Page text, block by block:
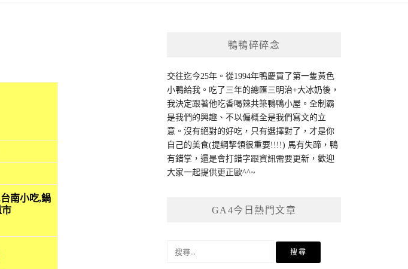
鴨鴨碎碎念
交往迄今25年。從1994年鴨慶買了第一隻黃色
小鴨給我。吃了三年的總匯三明治+大冰奶後，
我決定跟著他吃香喝辣共築鴨鴨小屋。全制霸
是我們的興趣、不以偏概全是我們寫文的立
意。沒有絕對的好吃，只有選擇對了，才是你
自己的美食(提綱挈領很重要!!!!) 馬有失蹄，鴨
有錯掌，還是會打錯字跟資訊需要更新，歡迎
大家一起提供更正歐^^~
GA4今日熱門文章